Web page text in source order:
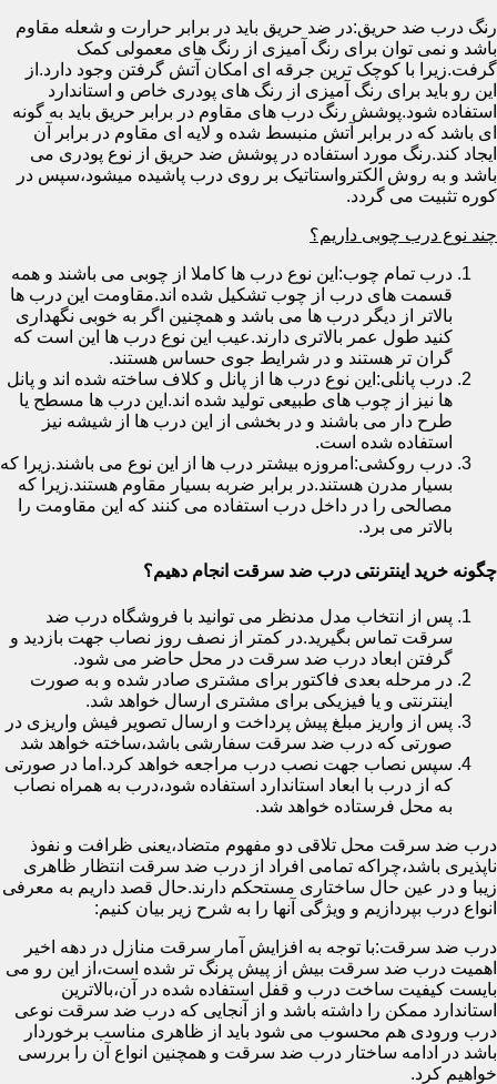
رنگ درب ضد حریق:در ضد حریق باید در برابر حرارت و شعله مقاوم
باشد و نمی توان برای رنگ آمیزی از رنگ های معمولی کمک
گرفت.زیرا با کوچک ترین جرقه ای امکان آتش گرفتن وجود دارد.از
این رو باید برای رنگ آمیزی از رنگ های پودری خاص و استاندارد
استفاده شود.پوشش رنگ درب های مقاوم در برابر حریق باید به گونه
ای باشد که در برابر آتش منبسط شده و لایه ای مقاوم در برابر آن
ایجاد کند.رنگ مورد استفاده در پوشش ضد حریق از نوع پودری می
باشد و به روش الکترواستاتیک بر روی درب پاشیده میشود،سپس در
کوره تثبیت می گردد.
چند نوع درب چوبی داریم؟
درب تمام چوب:این نوع درب ها کاملا از چوبی می باشند و همه
قسمت های درب از چوب تشکیل شده اند.مقاومت این درب ها
بالاتر از دیگر درب ها می باشد و همچنین اگر به خوبی نگهداری
کنید طول عمر بالاتری دارند.عیب این نوع درب ها این است که
گران تر هستند و در شرایط جوی حساس هستند.
درب پانلی:این نوع درب ها از پانل و کلاف ساخته شده اند و پانل
ها نیز از چوب های طبیعی تولید شده اند.این درب ها مسطح یا
طرح دار می باشند و در بخشی از این درب ها از شیشه نیز
استفاده شده است.
درب روکشی:امروزه بیشتر درب ها از این نوع می باشند.زیرا که
بسیار مدرن هستند.در برابر ضربه بسیار مقاوم هستند.زیرا که
مصالحی را در داخل درب استفاده می کنند که این مقاومت را
بالاتر می برد.
چگونه خرید اینترنتی درب ضد سرقت انجام دهیم؟
پس از انتخاب مدل مدنظر می توانید با فروشگاه درب ضد
سرقت تماس بگیرید.در کمتر از نصف روز نصاب جهت بازدید و
گرفتن ابعاد درب ضد سرقت در محل حاضر می شود.
در مرحله بعدی فاکتور برای مشتری صادر شده و به صورت
اینترنتی و یا فیزیکی برای مشتری ارسال خواهد شد.
پس از واریز مبلغ پیش پرداخت و ارسال تصویر فیش واریزی در
صورتی که درب ضد سرقت سفارشی باشد،ساخته خواهد شد
سپس نصاب جهت نصب درب مراجعه خواهد کرد.اما در صورتی
که از درب با ابعاد استاندارد استفاده شود،درب به همراه نصاب
به محل فرستاده خواهد شد.
درب ضد سرقت محل تلاقی دو مفهوم متضاد،یعنی ظرافت و نفوذ
ناپذیری باشد،چراکه تمامی افراد از درب ضد سرقت انتظار ظاهری
زیبا و در عین حال ساختاری مستحکم دارند.حال قصد داریم به معرفی
انواع درب بپردازیم و ویژگی آنها را به شرح زیر بیان کنیم:
درب ضد سرقت:با توجه به افزایش آمار سرقت منازل در دهه اخیر
اهمیت درب ضد سرقت بیش از پیش پرنگ تر شده است،از این رو می
بایست کیفیت ساخت درب و قفل استفاده شده در آن،بالاترین
استاندارد ممکن را داشته باشد و از آنجایی که درب ضد سرقت نوعی
درب ورودی هم محسوب می شود باید از ظاهری مناسب برخوردار
باشد در ادامه ساختار درب ضد سرقت و همچنین انواع آن را بررسی
خواهیم کرد.